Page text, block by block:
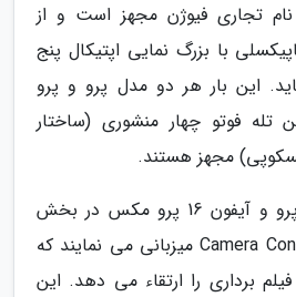
تجاری فیوژن مجهز است و از
تله فوتو 12 مگاپیکسلی با بزرگ نمایی اپتیکال پنج
این بار هر دو مدل پرو و پرو
تله فوتو چهار منشوری (ساختار
مجهز هستند.
گوشی های آیفون 16 پرو و آیفون 16 پرو مکس در بخش
کناری از دکمه تازه Camera Control میزبانی می نمایند که
برداری را ارتقاء می دهد. این